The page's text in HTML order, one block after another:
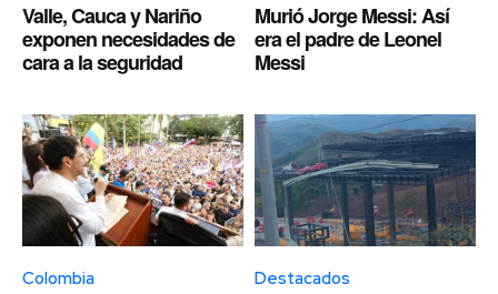
Valle, Cauca y Nariño
exponen necesidades de
cara a la seguridad
Murió Jorge Messi: Así
era el padre de Leonel
Messi
Colombia Destacados